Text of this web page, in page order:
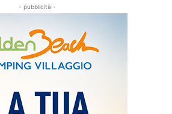
- pubblicità -